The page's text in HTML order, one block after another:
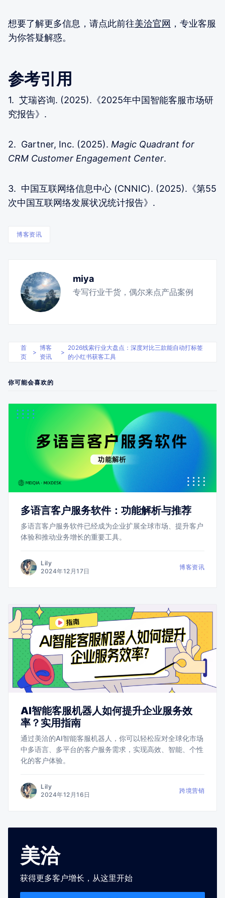
想要了解更多信息，请点此前往美洽官网 ，专业客服
为你答疑解惑。
参考引用
1. 艾瑞咨询. (2025).《2025年中国智能客服市场研
究报告》.
2. Gartner, Inc. (2025). Magic Quadrant for
CRM Customer Engagement Center.
3. 中国互联网络信息中心 (CNNIC). (2025).《第55
次中国互联网络发展状况统计报告》.
博客资讯
miya
专写行业干货，偶尔来点产品案例
首
页
>
博客
资讯
>
2026线索行业大盘点：深度对比三款能自动打标签
的小红书获客工具
你可能会喜欢的
多语言客户服务软件：功能解析与推荐
多语言客户服务软件已经成为企业扩展全球市场、提升客户
体验和推动业务增长的重要工具。
Lily
2024年12月17日
博客资讯
AI智能客服机器人如何提升企业服务效
率？实用指南
通过美洽的AI智能客服机器人，你可以轻松应对全球化市场
中多语言、多平台的客户服务需求，实现高效、智能、个性
化的客户体验。
Lily
2024年12月16日
跨境营销
美洽
获得更多客户增长，从这里开始